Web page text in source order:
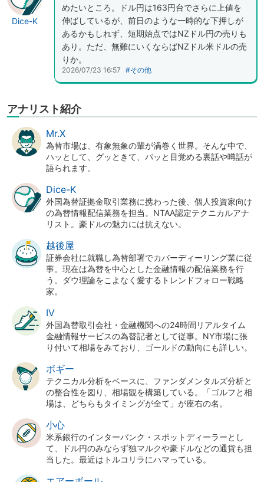
Dice-K
めたいところ。ドル円は163円台でさらに上値を
伸ばしているが、前日のような一時的な下押しが
あるかもしれず、短期始点ではNZドル円の売りも
あり。ただ、無難にいくならばNZドル米ドルの売
りか。
2026/07/23 16:57 #その他
アナリスト紹介
Mr.X
為替市場は、有象無象の輩が渦巻く世界。そんな中で、
ハッとして、グッときて、パッと目覚める裏話や噂話が
語られます。
Dice-K
外国為替証拠金取引業務に携わった後、個人投資家向け
の為替情報配信業務を担当。NTAA認定テクニカルアナ
リスト。豪ドルの魅力には抗えない。
越後屋
証券会社に就職し為替部署でカバーディーリング業に従
事。現在は為替を中心とした金融情報の配信業務を行
う。ダウ理論をこよなく愛するトレンドフォロー戦略
家。
IV
外国為替取引会社・金融機関への24時間リアルタイム
金融情報サービスの為替記者として従事。NY市場に張
り付いて相場をみており、ゴールドの動向にも詳しい。
ボギー
テクニカル分析をベースに、ファンダメンタルズ分析と
の整合性を図り、相場観を構築している。「ゴルフと相
場は、どちらもタイミングが全て」が座右の名。
小心
米系銀行のインターバンク・スポットディーラーとし
て、ドル円のみならず独マルクや豪ドルなどの通貨も担
当した。最近はトルコリラにハマっている。